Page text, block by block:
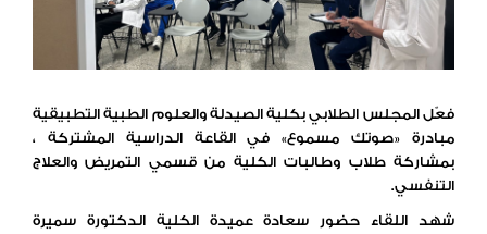
فعّل المجلس الطلابي بكلية الصيدلة والعلوم الطبية التطبيقية
مبادرة «صوتك مسموع» في القاعة الدراسية المشتركة ،
بمشاركة طلاب وطالبات الكلية من قسمي التمريض والعلاج
التنفسي.
شهد اللقاء حضور سعادة عميدة الكلية الدكتورة سميرة